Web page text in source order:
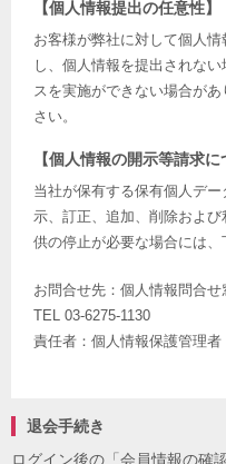
【個人情報提出の任意性】
お客様が弊社に対して個人
し、個人情報を提出されな
スを実施ができない場合が
さい。
【個人情報の開示等請求に
当社が保有する保有個人デ
示、訂正、追加、削除およ
供の停止が必要な場合には、
お問合せ先：個人情報問合せ
TEL 03-6275-1130
責任者：個人情報保護管理
退会手続き
ログイン後の「会員情報の確